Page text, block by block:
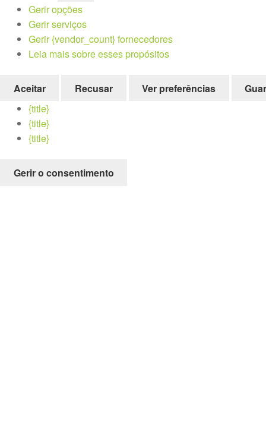
Gerir opções
Gerir serviços
Gerir {vendor_count} fornecedores
Leia mais sobre esses propósitos
Aceitar Recusar Ver preferências
{title}
{title}
{title}
Gerir o consentimento